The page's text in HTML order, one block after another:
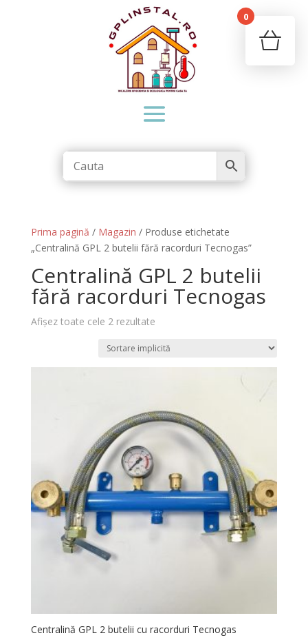
Prima pagină / Magazin / Produse etichetate
„Centralină GPL 2 butelii fără racorduri Tecnogas”
Centralină GPL 2 butelii
fără racorduri Tecnogas
Afișez toate cele 2 rezultate
Centralină GPL 2 butelii cu racorduri Tecnogas
0